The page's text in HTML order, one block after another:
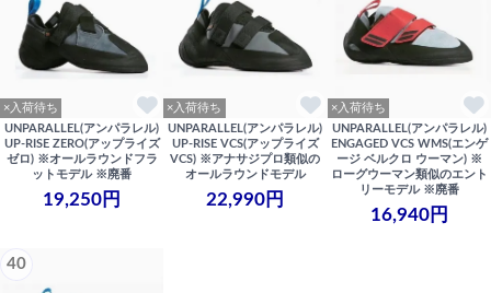
×入荷待ち
UNPARALLEL(アンパラレル)
UP-RISE ZERO(アップライズ
ゼロ) ※オールラウンドフラ
ットモデル ※廃番
19,250円
×入荷待ち
UNPARALLEL(アンパラレル)
UP-RISE VCS(アップライズ
VCS) ※アナサジプロ類似の
オールラウンドモデル
22,990円
×入荷待ち
UNPARALLEL(アンパラレル)
ENGAGED VCS WMS(エンゲ
ージ ベルクロ ウーマン) ※
ローグウーマン類似のエント
リーモデル ※廃番
16,940円
40